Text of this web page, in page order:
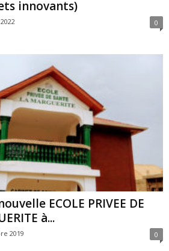
innovants)
0
ECOLE PRIVEE DE
à...
2019 0